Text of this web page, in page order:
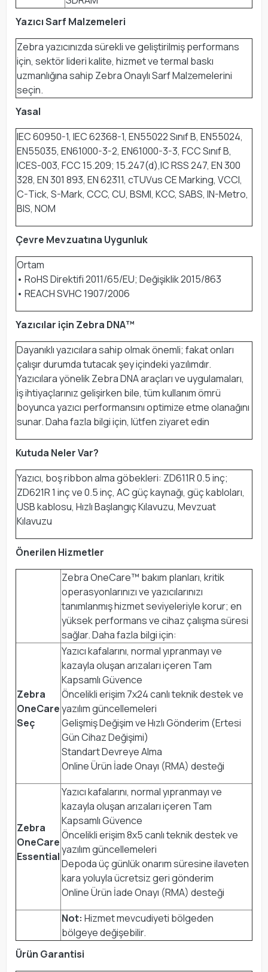
Yazıcı Sarf Malzemeleri
Zebra yazıcınızda sürekli ve geliştirilmiş performans
için, sektör lideri kalite, hizmet ve termal baskı
uzmanlığına sahip Zebra Onaylı Sarf Malzemelerini
seçin.
Yasal
IEC 60950-1, IEC 62368-1, EN55022 Sınıf B, EN55024,
EN55035, EN61000-3-2, EN61000-3-3, FCC Sınıf B,
ICES-003, FCC 15.209; 15.247(d),IC RSS 247, EN 300
328, EN 301 893, EN 62311, cTUVus CE Marking, VCCI,
C-Tick, S-Mark, CCC, CU, BSMI, KCC, SABS, IN-Metro,
BIS, NOM
Çevre Mevzuatına Uygunluk
Ortam
• RoHS Direktifi 2011/65/EU; Değişiklik 2015/863
• REACH SVHC 1907/2006
Yazıcılar için Zebra DNA™
Dayanıklı yazıcılara sahip olmak önemli; fakat onları
çalışır durumda tutacak şey içindeki yazılımdır.
Yazıcılara yönelik Zebra DNA araçları ve uygulamaları,
iş ihtiyaçlarınız gelişirken bile, tüm kullanım ömrü
boyunca yazıcı performansını optimize etme olanağını
sunar. Daha fazla bilgi için, lütfen ziyaret edin
Kutuda Neler Var?
Yazıcı, boş ribbon alma göbekleri: ZD611R 0.5 inç;
ZD621R 1 inç ve 0.5 inç, AC güç kaynağı, güç kabloları,
USB kablosu, Hızlı Başlangıç Kılavuzu, Mevzuat
Kılavuzu
Önerilen Hizmetler
Zebra OneCare™ bakım planları, kritik
operasyonlarınızı ve yazıcılarınızı
tanımlanmış hizmet seviyeleriyle korur; en
yüksek performans ve cihaz çalışma süresi
sağlar. Daha fazla bilgi için:
Zebra
OneCare
Seç
Yazıcı kafalarını, normal yıpranmayı ve
kazayla oluşan arızaları içeren Tam
Kapsamlı Güvence
Öncelikli erişim 7x24 canlı teknik destek ve
yazılım güncellemeleri
Gelişmiş Değişim ve Hızlı Gönderim (Ertesi
Gün Cihaz Değişimi)
Standart Devreye Alma
Online Ürün İade Onayı (RMA) desteği
Zebra
OneCare
Essential
Yazıcı kafalarını, normal yıpranmayı ve
kazayla oluşan arızaları içeren Tam
Kapsamlı Güvence
Öncelikli erişim 8x5 canlı teknik destek ve
yazılım güncellemeleri
Depoda üç günlük onarım süresine ilaveten
kara yoluyla ücretsiz geri gönderim
Online Ürün İade Onayı (RMA) desteği
Not: Hizmet mevcudiyeti bölgeden
bölgeye değişebilir.
Ürün Garantisi